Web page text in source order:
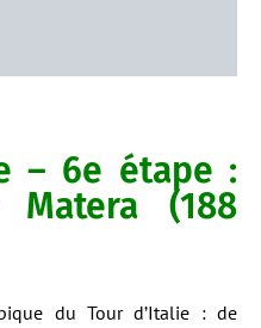
– 6e étape :
Matera (188
du Tour d’Italie : de